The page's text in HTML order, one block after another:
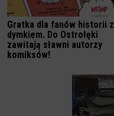
Gratka dla fanów historii z
dymkiem. Do Ostrołęki
zawitają sławni autorzy
komiksów!